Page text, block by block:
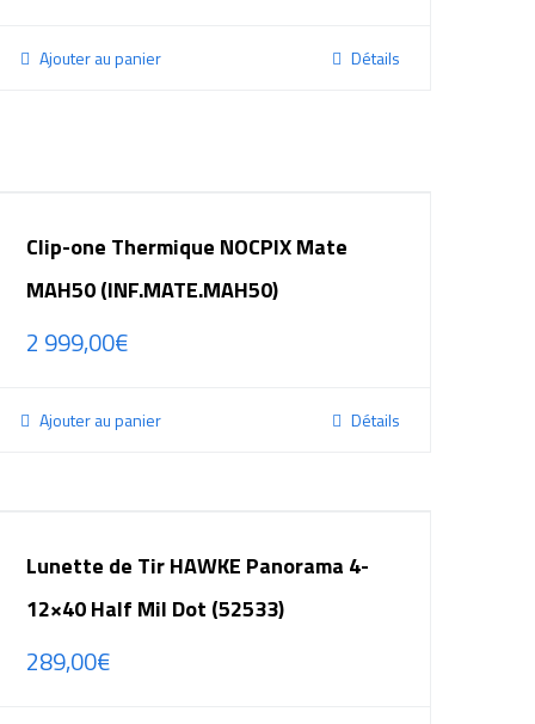
Ajouter au panier Détails
Clip-one Thermique NOCPIX Mate
MAH50 (INF.MATE.MAH50)
2 999,00€
Ajouter au panier Détails
Lunette de Tir HAWKE Panorama 4-
12×40 Half Mil Dot (52533)
289,00€